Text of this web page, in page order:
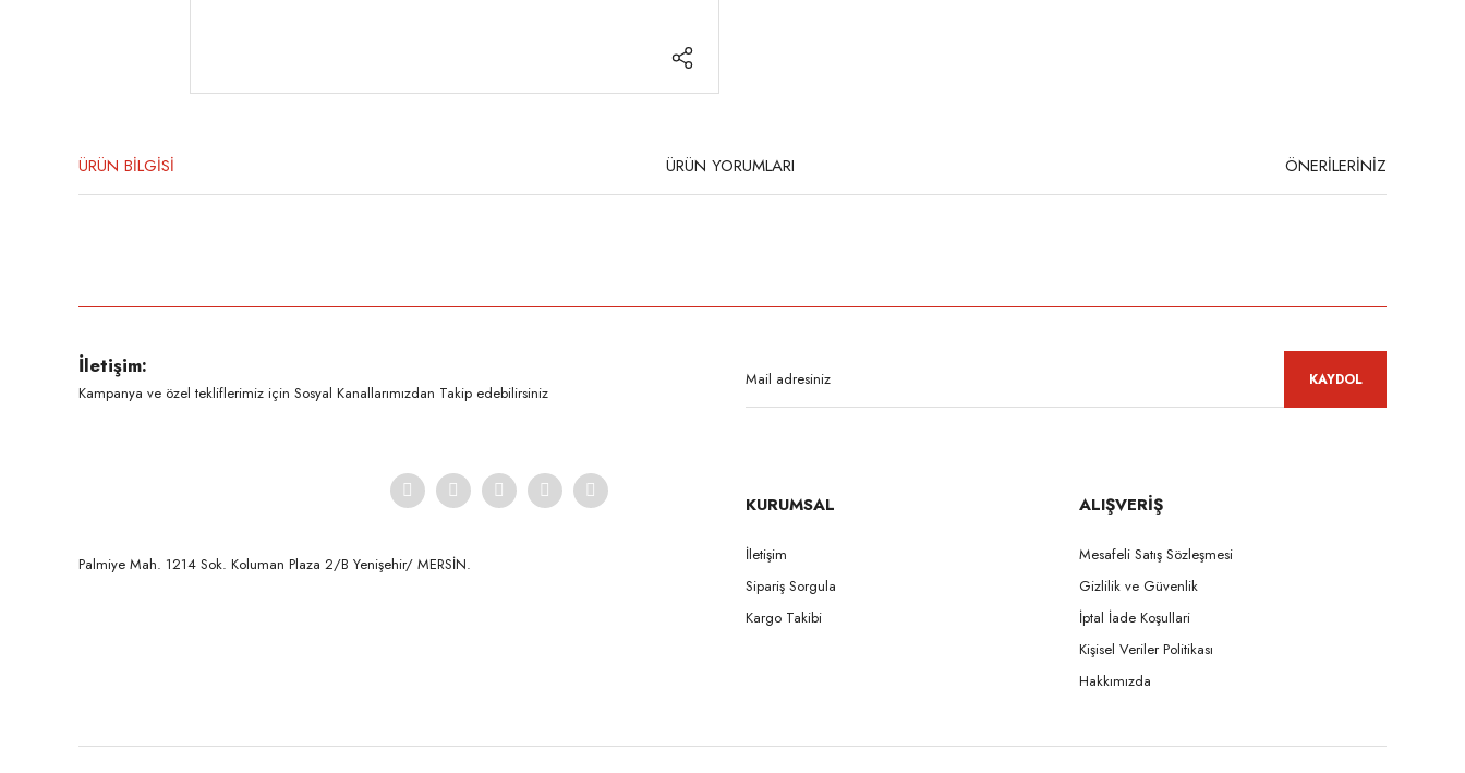
ÜRÜN BİLGİSİ ÜRÜN YORUMLARI ÖNERİLERİNİZ
Ürün açıklamasında eksik bilgiler bulunuyor.
Ürün bilgilerinde hatalar bulunuyor.
İletişim:
Kampanya ve özel tekliflerimiz için Sosyal Kanallarımızdan Takip edebilirsiniz
KAYDOL
Palmiye Mah. 1214 Sok. Koluman Plaza 2/B Yenişehir/ MERSİN.ㅤㅤㅤㅤㅤㅤㅤㅤㅤㅤㅤㅤㅤㅤㅤㅤㅤㅤㅤㅤㅤㅤㅤㅤㅤㅤㅤㅤㅤㅤㅤㅤㅤㅤㅤ ㅤㅤㅤㅤㅤㅤㅤㅤㅤㅤ
KURUMSAL
İletişim
Sipariş Sorgula
Kargo Takibi
ALIŞVERİŞ
Mesafeli Satış Sözleşmesi
Gizlilik ve Güvenlik
İptal İade Koşullari
Kişisel Veriler Politikası
Hakkımızda